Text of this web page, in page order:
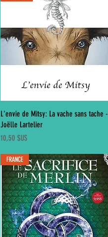
Aperçu rapide
L'envie de Mitsy: La vache sans tache -
Joëlle Lartelier
Prix
10,50 $US
FRANCE